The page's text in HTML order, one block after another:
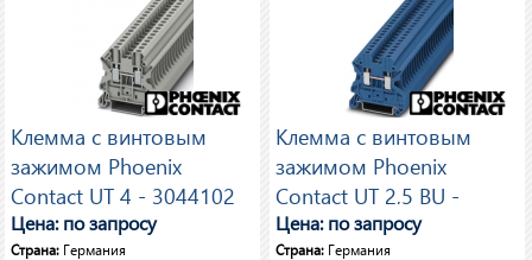
Клемма с винтовым
зажимом Phoenix
Contact UT 4 - 3044102
Цена: по запросу
Страна: Германия
Клемма с винтовым
зажимом Phoenix
Contact UT 2,5 BU -
3044089
Цена: по запросу
Страна: Германия